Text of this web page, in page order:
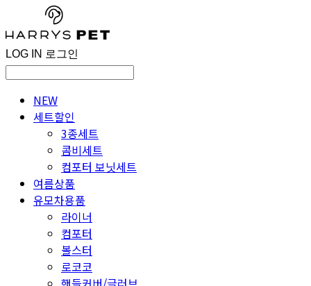
LOG IN 로그인
NEW
세트할인
3종세트
콤비세트
컴포터 보닛세트
여름상품
유모차용품
라이너
컴포터
볼스터
로코코